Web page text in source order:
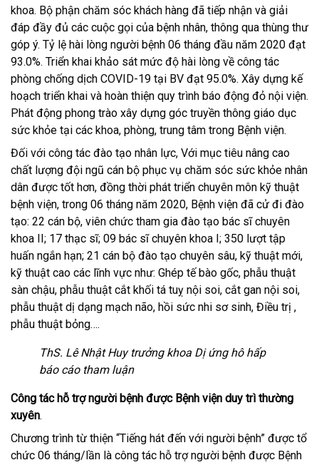
khoa. Bộ phận chăm sóc khách hàng đã tiếp nhận và giải
đáp đầy đủ các cuộc gọi của bệnh nhân, thông qua thùng thư
góp ý. Tỷ lệ hài lòng người bệnh 06 tháng đầu năm 2020 đạt
93.0%. Triển khai khảo sát mức độ hài lòng về công tác
phòng chống dịch COVID-19 tại BV đạt 95.0%. Xây dựng kế
hoạch triển khai và hoàn thiện quy trình báo động đỏ nội viện.
Phát động phong trào xây dựng góc truyền thông giáo dục
sức khỏe tại các khoa, phòng, trung tâm trong Bệnh viện.
Đối với công tác đào tạo nhân lực, Với mục tiêu nâng cao
chất lượng đội ngũ cán bộ phục vụ chăm sóc sức khỏe nhân
dân được tốt hơn, đồng thời phát triển chuyên môn kỹ thuật
bệnh viện, trong 06 tháng năm 2020, Bệnh viện đã cử đi đào
tạo: 22 cán bộ, viên chức tham gia đào tạo bác sĩ chuyên
khoa II; 17 thạc sĩ; 09 bác sĩ chuyên khoa I; 350 lượt tập
huấn ngắn hạn; 21 cán bộ đào tạo chuyên sâu, kỹ thuật mới,
kỹ thuật cao các lĩnh vực như: Ghép tế bào gốc, phẫu thuật
sàn chậu, phẫu thuật cắt khối tá tuỵ nội soi, cắt gan nội soi,
phẫu thuật dị dạng mạch não, hồi sức nhi sơ sinh, Điều trị ,
phẫu thuật bỏng….
ThS. Lê Nhật Huy trưởng khoa Dị ứng hô hấp
báo cáo tham luận
Công tác hỗ trợ người bệnh được Bệnh viện duy trì thường
xuyên.
Chương trình từ thiện “Tiếng hát đến với người bệnh” được tổ
chức 06 tháng/lần là công tác hỗ trợ người bệnh được Bệnh